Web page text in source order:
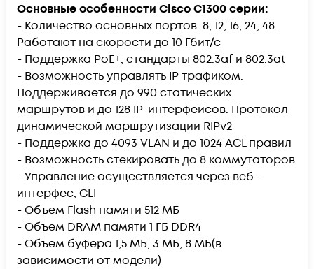
Основные особенности Cisco C1300 серии:
- Количество основных портов: 8, 12, 16, 24, 48.
Работают на скорости до 10 Гбит/с
- Поддержка PoE+, стандарты 802.3af и 802.3at
- Возможность управлять IP трафиком.
Поддерживается до 990 статических
маршрутов и до 128 IP-интерфейсов. Протокол
динамической маршрутизации RIPv2
- Поддержка до 4093 VLAN и до 1024 ACL правил
- Возможность стекировать до 8 коммутаторов
- Управление осуществляется через веб-
интерфес, CLI
- Объем Flash памяти 512 МБ
- Объем DRAM памяти 1 ГБ DDR4
- Объем буфера 1,5 МБ, 3 МБ, 8 МБ(в
зависимости от модели)